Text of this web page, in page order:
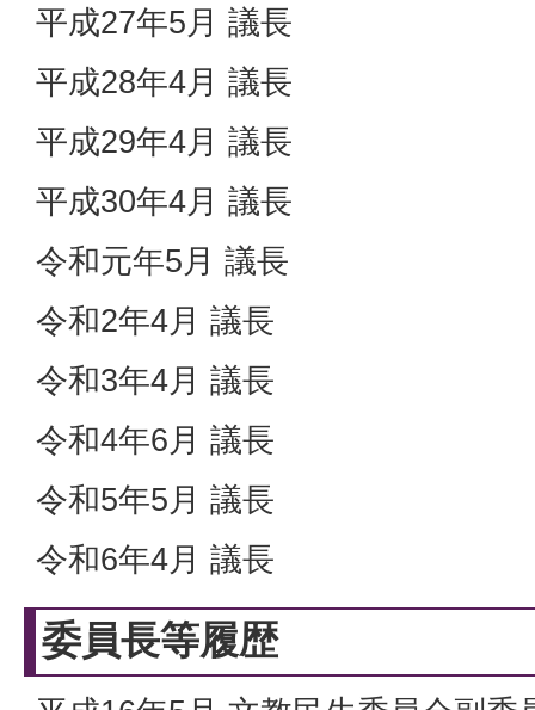
平成27年5月 議長
平成28年4月 議長
平成29年4月 議長
平成30年4月 議長
令和元年5月 議長
令和2年4月 議長
令和3年4月 議長
令和4年6月 議長
令和5年5月 議長
令和6年4月 議長
委員長等履歴